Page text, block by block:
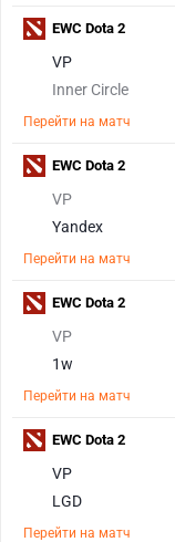
VP
Inner Circle
Перейти на матч
EWC Dota 2
VP
Yandex
Перейти на матч
EWC Dota 2
VP
1w
Перейти на матч
EWC Dota 2
VP
LGD
Перейти на матч
EWC Dota 2